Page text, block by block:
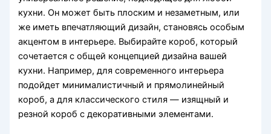
кухни. Он может быть плоским и незаметным, или
же иметь впечатляющий дизайн, становясь особым
акцентом в интерьере. Выбирайте короб, который
сочетается с общей концепцией дизайна вашей
кухни. Например, для современного интерьера
подойдет минималистичный и прямолинейный
короб, а для классического стиля — изящный и
резной короб с декоративными элементами.